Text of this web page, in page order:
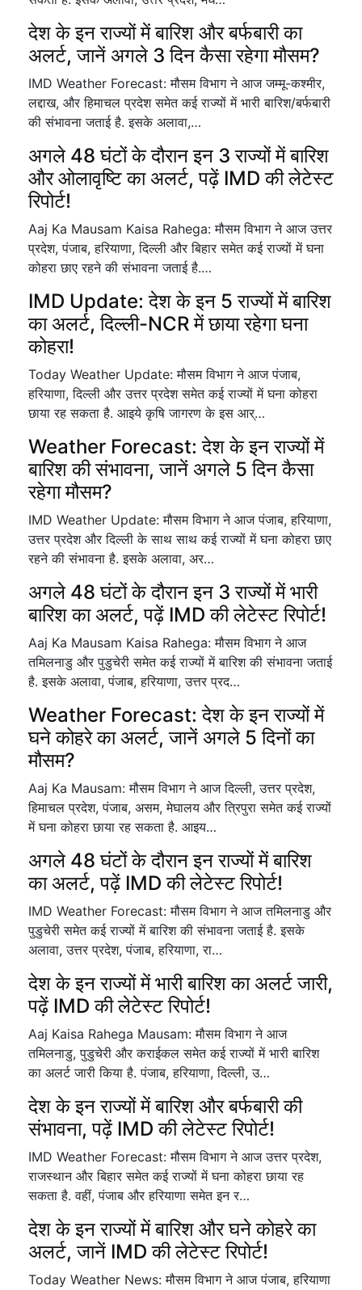
देश के इन राज्यों में बारिश और बर्फबारी का
अलर्ट, जानें अगले 3 दिन कैसा रहेगा मौसम?
IMD Weather Forecast: मौसम विभाग ने आज जम्मू-कश्मीर,
लद्दाख, और हिमाचल प्रदेश समेत कई राज्यों में भारी बारिश/बर्फबारी
की संभावना जताई है. इसके अलावा,…
अगले 48 घंटों के दौरान इन 3 राज्यों में बारिश
और ओलावृष्टि का अलर्ट, पढ़ें IMD की लेटेस्ट
रिपोर्ट!
Aaj Ka Mausam Kaisa Rahega: मौसम विभाग ने आज उत्तर
प्रदेश, पंजाब, हरियाणा, दिल्ली और बिहार समेत कई राज्यों में घना
कोहरा छाए रहने की संभावना जताई है.…
IMD Update: देश के इन 5 राज्यों में बारिश
का अलर्ट, दिल्ली-NCR में छाया रहेगा घना
कोहरा!
Today Weather Update: मौसम विभाग ने आज पंजाब,
हरियाणा, दिल्ली और उत्तर प्रदेश समेत कई राज्यों में घना कोहरा
छाया रह सकता है. आइये कृषि जागरण के इस आर्…
Weather Forecast: देश के इन राज्यों में
बारिश की संभावना, जानें अगले 5 दिन कैसा
रहेगा मौसम?
IMD Weather Update: मौसम विभाग ने आज पंजाब, हरियाणा,
उत्तर प्रदेश और दिल्ली के साथ साथ कई राज्यों में घना कोहरा छाए
रहने की संभावना है. इसके अलावा, अर…
अगले 48 घंटों के दौरान इन 3 राज्यों में भारी
बारिश का अलर्ट, पढ़ें IMD की लेटेस्ट रिपोर्ट!
Aaj Ka Mausam Kaisa Rahega: मौसम विभाग ने आज
तमिलनाडु और पुडुचेरी समेत कई राज्यों में बारिश की संभावना जताई
है. इसके अलावा, पंजाब, हरियाणा, उत्तर प्रद…
Weather Forecast: देश के इन राज्यों में
घने कोहरे का अलर्ट, जानें अगले 5 दिनों का
मौसम?
Aaj Ka Mausam: मौसम विभाग ने आज दिल्ली, उत्तर प्रदेश,
हिमाचल प्रदेश, पंजाब, असम, मेघालय और त्रिपुरा समेत कई राज्यों
में घना कोहरा छाया रह सकता है. आइय…
अगले 48 घंटों के दौरान इन राज्यों में बारिश
का अलर्ट, पढ़ें IMD की लेटेस्ट रिपोर्ट!
IMD Weather Forecast: मौसम विभाग ने आज तमिलनाडु और
पुडुचेरी समेत कई राज्यों में बारिश की संभावना जताई है. इसके
अलावा, उत्तर प्रदेश, पंजाब, हरियाणा, रा…
देश के इन राज्यों में भारी बारिश का अलर्ट जारी,
पढ़ें IMD की लेटेस्ट रिपोर्ट!
Aaj Kaisa Rahega Mausam: मौसम विभाग ने आज
तमिलनाडु, पुडुचेरी और कराईकल समेत कई राज्यों में भारी बारिश
का अलर्ट जारी किया है. पंजाब, हरियाणा, दिल्ली, उ…
देश के इन राज्यों में बारिश और बर्फबारी की
संभावना, पढ़ें IMD की लेटेस्ट रिपोर्ट!
IMD Weather Forecast: मौसम विभाग ने आज उत्तर प्रदेश,
राजस्थान और बिहार समेत कई राज्यों में घना कोहरा छाया रह
सकता है. वहीं, पंजाब और हरियाणा समेत इन र…
देश के इन राज्यों में बारिश और घने कोहरे का
अलर्ट, जानें IMD की लेटेस्ट रिपोर्ट!
Today Weather News: मौसम विभाग ने आज पंजाब, हरियाणा